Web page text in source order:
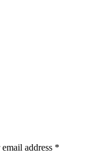
address *